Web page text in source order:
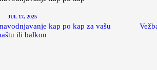
JUL 17, 2025
kap po kap za vašu
ili balkon